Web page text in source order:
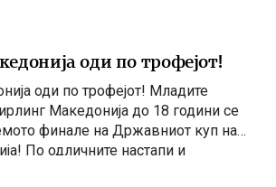
оди по трофејот!
оди по трофејот! Младите
Македонија до 18 години се
финале на Државниот куп на
По одличните настапи и
од 2:0 над Перт Ред Стар во